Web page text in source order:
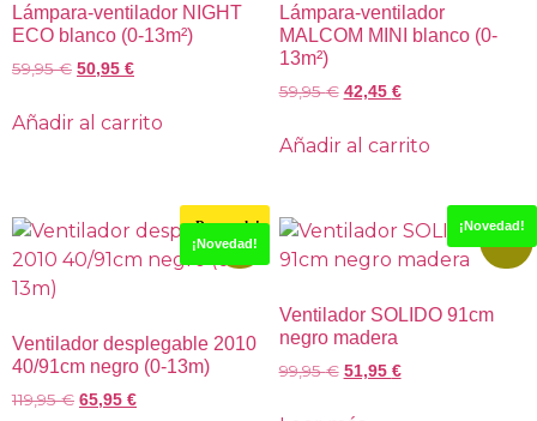
Lámpara-ventilador NIGHT
ECO blanco (0-13m²)
59,95€ 50,95 €
Añadir al carrito
Lámpara-ventilador
MALCOM MINI blanco (0-
13m²)
59,95€ 42,45 €
Añadir al carrito
-45%
¡Destacado!
¡Novedad!
Ventilador desplegable 2010
40/91cm negro (0-13m)
119,95€ 65,95 €
¡Novedad!
Ventilador SOLIDO 91cm
negro madera
99,95€ 51,95 €